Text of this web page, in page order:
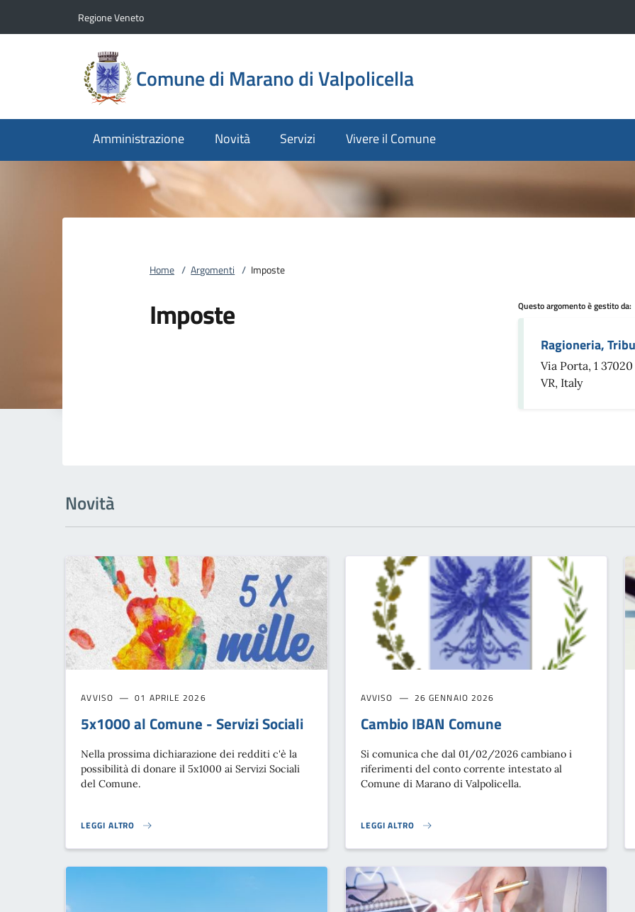
Regione Veneto
Comune di Marano di Valpolicella
Amministrazione Novità Servizi Vivere il Comune
Home / Argomenti / Imposte
Imposte Questo argomento è gestito da:
Ragioneria,
Via Porta, 1
VR, Italy
Novità
AVVISO 01 APRILE 2026
5x1000 al Comune - Servizi Sociali
Nella prossima dichiarazione dei redditi c'è la
possibilità di donare il 5x1000 ai Servizi Sociali
del Comune.
LEGGI ALTRO
5X1000 AL COMUNE - SERVIZI SOCIALI}
AVVISO 26 GENNAIO 2026
Cambio IBAN Comune
Si comunica che dal 01/02/2026 cambiano i
riferimenti del conto corrente intestato al
Comune di Marano di Valpolicella.
LEGGI ALTRO
CAMBIO IBAN COMUNE}